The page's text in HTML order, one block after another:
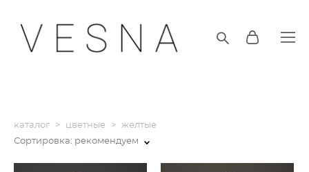
каталог > цветные >
желтые
Сортировка: рекомендуем